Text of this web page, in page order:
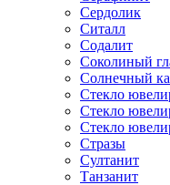
Сердолик
Ситалл
Содалит
Соколиный
Солнечный
Стекло
Стекло
Стекло
Стразы
Султанит
Танзанит